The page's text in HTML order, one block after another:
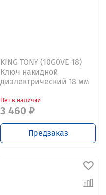
KING TONY (10G0VE-18)
Ключ накидной
диэлектрический 18 мм
Нет в наличии
3 460 ₽
Предзаказ